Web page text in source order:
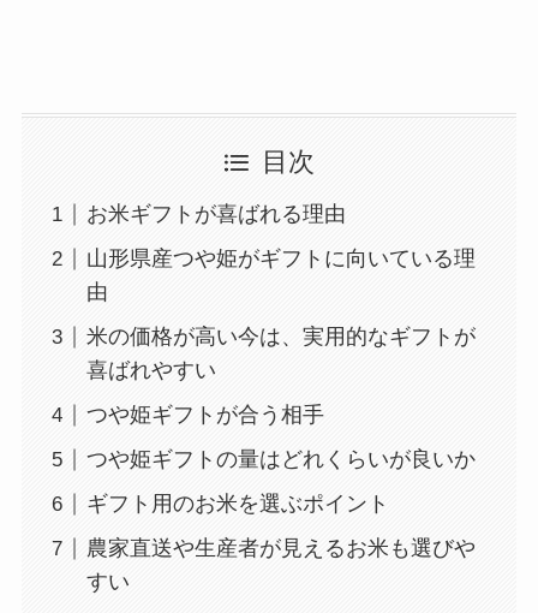
目次
お米ギフトが喜ばれる理由
山形県産つや姫がギフトに向いている理
由
米の価格が高い今は、実用的なギフトが
喜ばれやすい
つや姫ギフトが合う相手
つや姫ギフトの量はどれくらいが良いか
ギフト用のお米を選ぶポイント
農家直送や生産者が見えるお米も選びや
すい